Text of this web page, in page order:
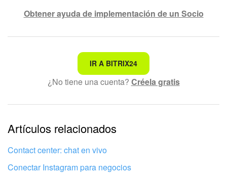
Obtener ayuda de implementación de un Socio
No es lo que estoy buscando
Texto complicado e incomprensible
La información está desactualizada
La explicación es demasiado corta. Necesito más
información
No me gusta cómo funciona esta herramienta
IR A BITRIX24
¿No tiene una cuenta? Créela gratis
Artículos relacionados
Contact center: chat en vivo
Conectar Instagram para negocios